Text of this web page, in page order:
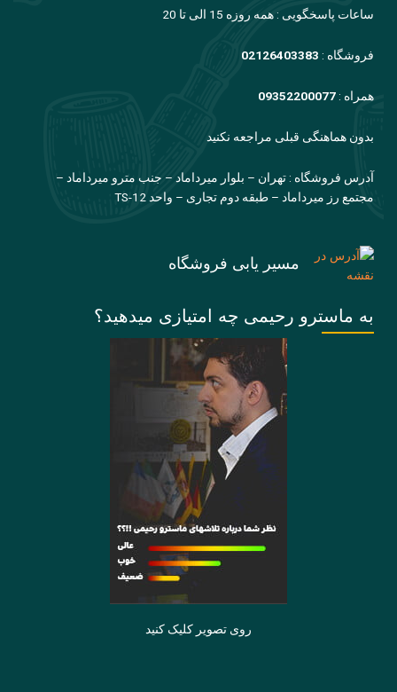
ساعات پاسخگویی : همه روزه 15 الی تا 20
فروشگاه : 02126403383
همراه : 09352200077
بدون هماهنگی قبلی مراجعه نکنید
آدرس فروشگاه : تهران – بلوار میرداماد – جنب مترو میرداماد –
مجتمع رز میرداماد – طبقه دوم تجاری – واحد TS-12
مسیر یابی فروشگاه
به ماسترو رحیمی چه امتیازی میدهید؟
روی تصویر کلیک کنید